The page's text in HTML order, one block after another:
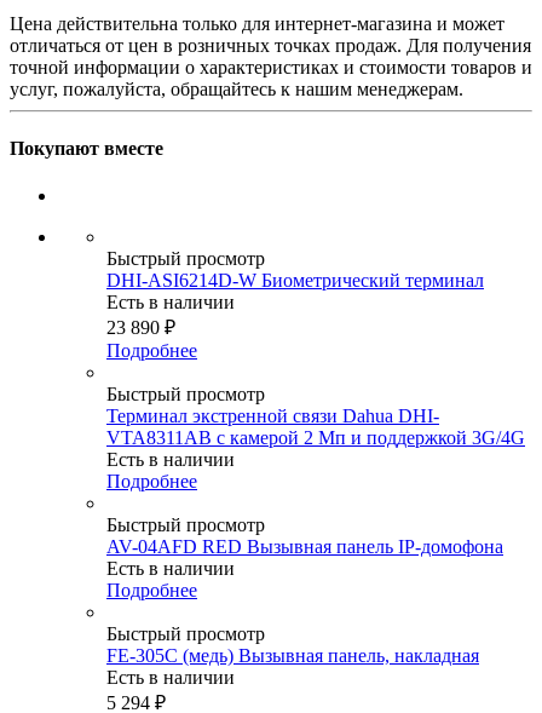
Цена действительна только для интернет-магазина и может
отличаться от цен в розничных точках продаж. Для получения
точной информации о характеристиках и стоимости товаров и
услуг, пожалуйста, обращайтесь к нашим менеджерам.
Покупают вместе
Быстрый просмотр
DHI-ASI6214D-W Биометрический терминал
Есть в наличии
23 890 ₽
Подробнее
Быстрый просмотр
Терминал экстренной связи Dahua DHI-
VTA8311AB с камерой 2 Мп и поддержкой 3G/4G
Есть в наличии
Подробнее
Быстрый просмотр
AV-04AFD RED Вызывная панель IP-домофона
Есть в наличии
Подробнее
Быстрый просмотр
FE-305C (медь) Вызывная панель, накладная
Есть в наличии
5 294 ₽